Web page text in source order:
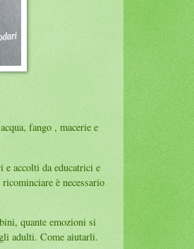
fango , macerie e
e accolti da educatrici e
è necessario
quante emozioni si
adulti. Come aiutarli.